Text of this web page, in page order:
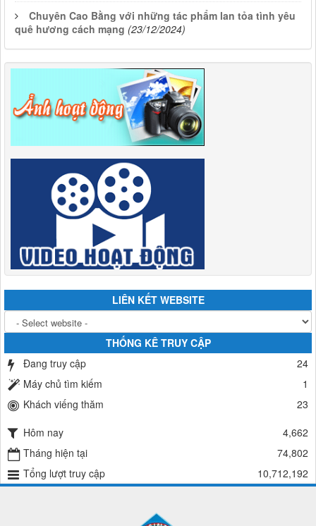
Chuyên Cao Bằng với những tác phẩm lan tỏa tình yêu
quê hương cách mạng (23/12/2024)
LIÊN KẾT WEBSITE
THỐNG KÊ TRUY CẬP
Đang truy cập
24
Máy chủ tìm kiếm
1
Khách viếng thăm
23
Hôm nay
4,662
Tháng hiện tại
74,802
Tổng lượt truy cập
10,712,192